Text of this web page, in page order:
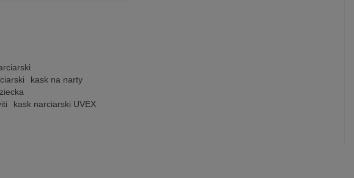
kask na narty
kask narciarski UVEX